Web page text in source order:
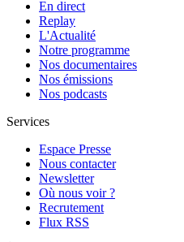
En direct
Replay
L'Actualité
Notre programme
Nos documentaires
Nos émissions
Nos podcasts
Services
Espace Presse
Nous contacter
Newsletter
Où nous voir ?
Recrutement
Flux RSS